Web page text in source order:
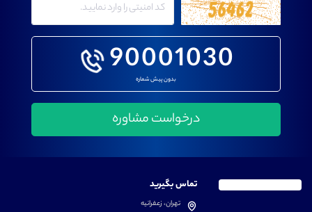
90001030
بدون پیش شماره
تماس بگیرید
تهران، زعفرانیه